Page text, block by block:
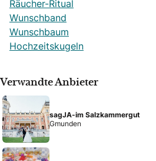
Räucher-Ritual
Wunschband
Wunschbaum
Hochzeitskugeln
Verwandte Anbieter
sagJA-im Salzkammergut
Gmunden